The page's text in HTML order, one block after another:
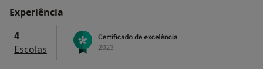
Experiência
4
Escolas